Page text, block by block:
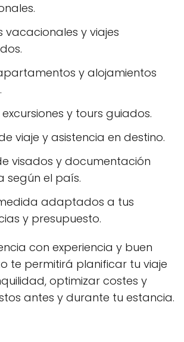
vacacionales y viajes
y alojamientos
y tours guiados.
viaje y asistencia en destino.
visados y documentación
según el país.
adaptados a tus
y presupuesto.
con experiencia y buen
te permitirá planificar tu viaje
optimizar costes y
antes y durante tu estancia.